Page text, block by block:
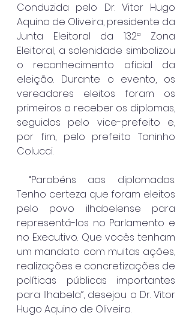
Conduzida pelo Dr. Vitor Hugo
Aquino de Oliveira, presidente da
Junta Eleitoral da 132ª Zona
Eleitoral, a solenidade simbolizou
o reconhecimento oficial da
eleição. Durante o evento, os
vereadores eleitos foram os
primeiros a receber os diplomas,
seguidos pelo vice-prefeito e,
por fim, pelo prefeito Toninho
Colucci.
“Parabéns aos diplomados.
Tenho certeza que foram eleitos
pelo povo ilhabelense para
representá-los no Parlamento e
no Executivo. Que vocês tenham
um mandato com muitas ações,
realizações e concretizações de
políticas públicas importantes
para Ilhabela”, desejou o Dr. Vitor
Hugo Aquino de Oliveira.